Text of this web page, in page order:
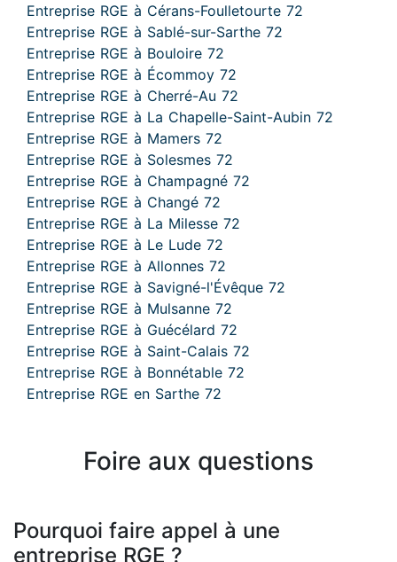
Entreprise RGE à Cérans-Foulletourte 72
Entreprise RGE à Sablé-sur-Sarthe 72
Entreprise RGE à Bouloire 72
Entreprise RGE à Écommoy 72
Entreprise RGE à Cherré-Au 72
Entreprise RGE à La Chapelle-Saint-Aubin 72
Entreprise RGE à Mamers 72
Entreprise RGE à Solesmes 72
Entreprise RGE à Champagné 72
Entreprise RGE à Changé 72
Entreprise RGE à La Milesse 72
Entreprise RGE à Le Lude 72
Entreprise RGE à Allonnes 72
Entreprise RGE à Savigné-l'Évêque 72
Entreprise RGE à Mulsanne 72
Entreprise RGE à Guécélard 72
Entreprise RGE à Saint-Calais 72
Entreprise RGE à Bonnétable 72
Entreprise RGE en Sarthe 72
Foire aux questions
Pourquoi faire appel à une
entreprise RGE ?